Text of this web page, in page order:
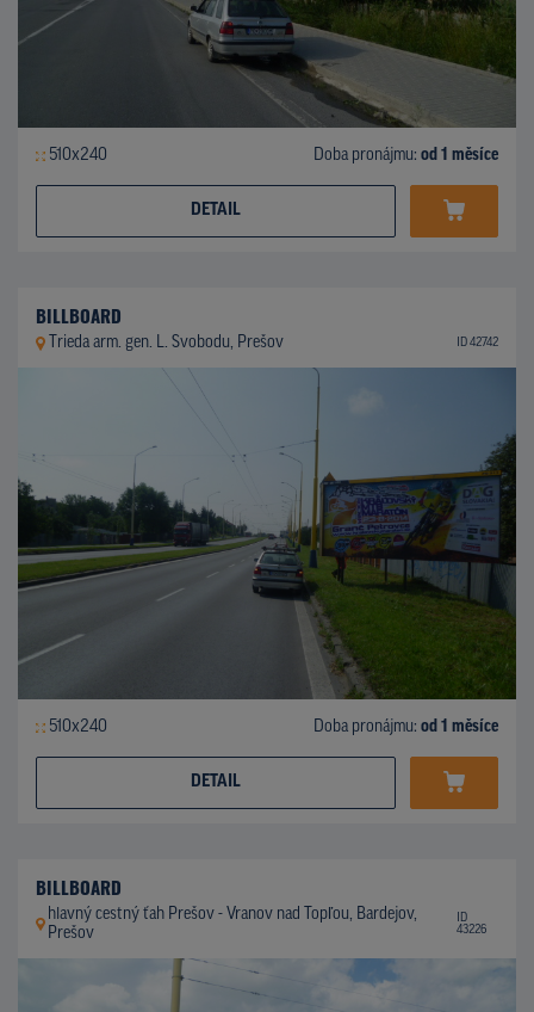
510x240 Doba pronájmu: od 1 měsíce
DETAIL
BILLBOARD
Trieda arm. gen. L. Svobodu, Prešov ID 42742
510x240 Doba pronájmu: od 1 měsíce
DETAIL
BILLBOARD
hlavný cestný ťah Prešov - Vranov nad Topľou, Bardejov,
Prešov
ID
43226